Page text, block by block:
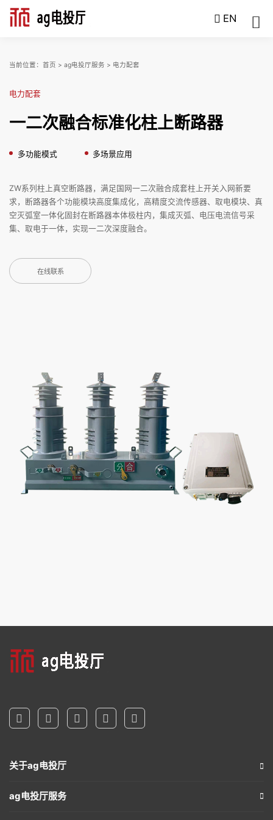
EN
当前位置： 首页 > ag电投厅服务 > 电力配套
电力配套
一二次融合标准化柱上断路器
多功能模式 多场景应用
ZW系列柱上真空断路器，满足国网一二次融合成套柱上开关入网新要
求，断路器各个功能模块高度集成化，高精度交流传感器、取电模块、真
空灭弧室一体化固封在断路器本体极柱内，集成灭弧、电压电流信号采
集、取电于一体，实现一二次深度融合。
在线联系
关于ag电投厅
ag电投厅服务